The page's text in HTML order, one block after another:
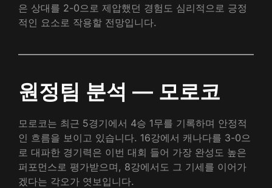
은 상대를 2-0으로 제압했던 경험도 심리적으로 긍정
적인 요소로 작용할 전망입니다.
원정팀 분석 — 모로코
모로코는 최근 5경기에서 4승 1무를 기록하며 안정적
인 흐름을 보이고 있습니다. 16강에서 캐나다를 3-0으
로 대파한 경기력은 이번 대회 들어 가장 완성도 높은
퍼포먼스로 평가받으며, 8강에서도 그 기세를 이어가
겠다는 각오가 엿보입니다.